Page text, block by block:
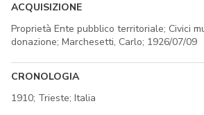
ACQUISIZIONE
Proprietà Ente pubblico territoriale; Civici
donazione; Marchesetti, Carlo; 1926/07/09
CRONOLOGIA
1910; Trieste; Italia